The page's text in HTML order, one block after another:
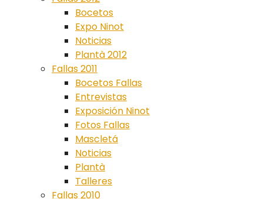
Bocetos
Expo Ninot
Noticias
Plantà 2012
Fallas 2011
Bocetos Fallas
Entrevistas
Exposición Ninot
Fotos Fallas
Mascletá
Noticias
Plantà
Talleres
Fallas 2010